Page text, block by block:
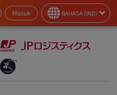
Masuk BAHASA (IND)